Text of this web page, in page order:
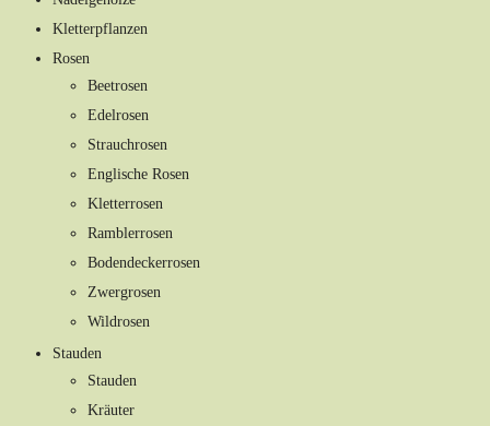
Kletterpflanzen
Rosen
Beetrosen
Edelrosen
Strauchrosen
Englische Rosen
Kletterrosen
Ramblerrosen
Bodendeckerrosen
Zwergrosen
Wildrosen
Stauden
Stauden
Kräuter